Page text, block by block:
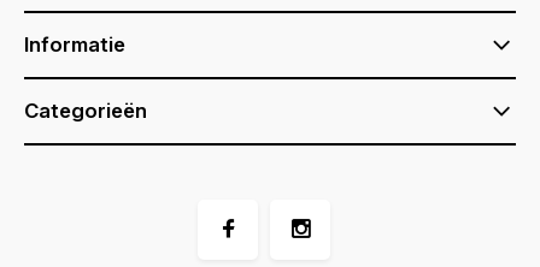
Informatie
Categorieën